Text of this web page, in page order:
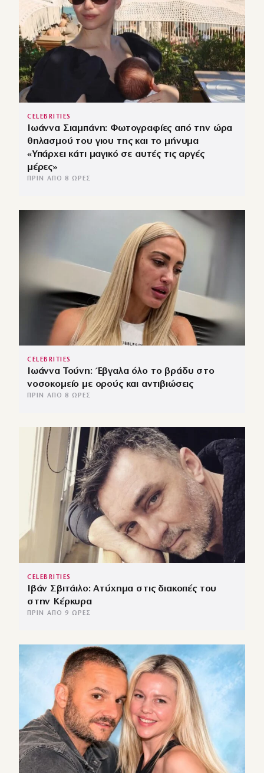
CELEBRITIES
Ιωάννα Σιαμπάνη: Φωτογραφίες από την ώρα
θηλασμού του γιου της και το μήνυμα
«Υπάρχει κάτι μαγικό σε αυτές τις αργές
μέρες»
ΠΡΙΝ ΑΠΌ 8 ΏΡΕΣ
CELEBRITIES
Ιωάννα Τούνη: Έβγαλα όλο το βράδυ στο
νοσοκομείο με ορούς και αντιβιώσεις
ΠΡΙΝ ΑΠΌ 8 ΏΡΕΣ
CELEBRITIES
Ιβάν Σβιτάιλο: Ατύχημα στις διακοπές του
στην Κέρκυρα
ΠΡΙΝ ΑΠΌ 9 ΏΡΕΣ